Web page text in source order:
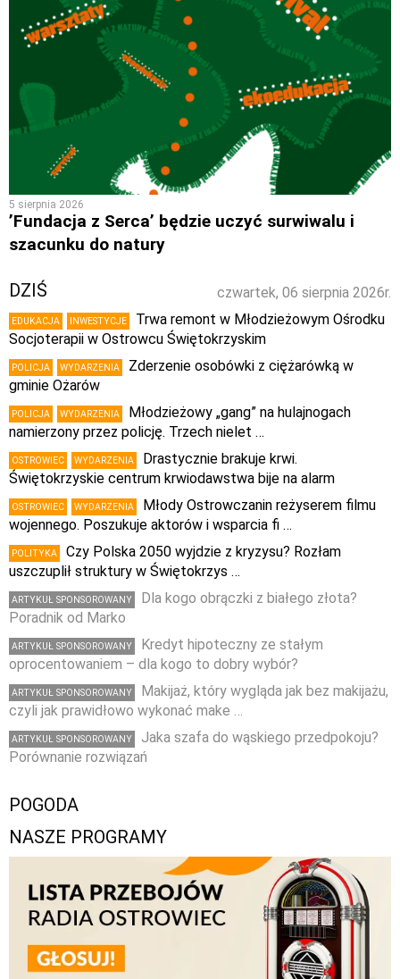
5 sierpnia 2026
’Fundacja z Serca’ będzie uczyć surwiwalu i
szacunku do natury
czwartek, 06 sierpnia 2026r.
DZIŚ
EDUKACJA INWESTYCJE
Trwa remont w Młodzieżowym Ośrodku
Socjoterapii w Ostrowcu Świętokrzyskim
POLICJA WYDARZENIA
Zderzenie osobówki z ciężarówką w
gminie Ożarów
POLICJA WYDARZENIA
Młodzieżowy „gang” na hulajnogach
namierzony przez policję. Trzech nielet …
OSTROWIEC WYDARZENIA
Drastycznie brakuje krwi.
Świętokrzyskie centrum krwiodawstwa bije na alarm
OSTROWIEC WYDARZENIA
Młody Ostrowczanin reżyserem filmu
wojennego. Poszukuje aktorów i wsparcia fi …
POLITYKA
Czy Polska 2050 wyjdzie z kryzysu? Rozłam
uszczuplił struktury w Świętokrzys …
ARTYKUŁ SPONSOROWANY
Dla kogo obrączki z białego złota?
Poradnik od Marko
ARTYKUŁ SPONSOROWANY
Kredyt hipoteczny ze stałym
oprocentowaniem – dla kogo to dobry wybór?
ARTYKUŁ SPONSOROWANY
Makijaż, który wygląda jak bez makijażu,
czyli jak prawidłowo wykonać make …
ARTYKUŁ SPONSOROWANY
Jaka szafa do wąskiego przedpokoju?
Porównanie rozwiązań
POGODA
NASZE PROGRAMY